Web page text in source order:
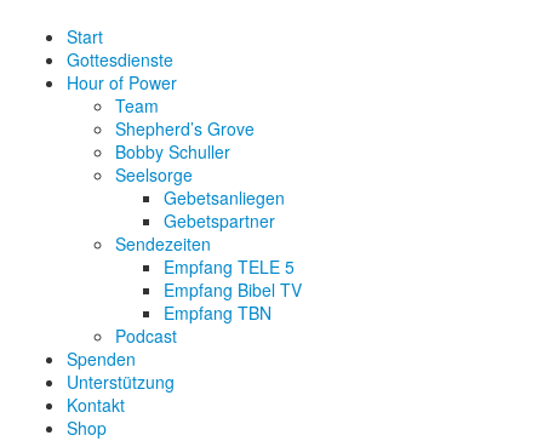
Start
Gottesdienste
Hour of Power
Team
Shepherd’s Grove
Bobby Schuller
Seelsorge
Gebetsanliegen
Gebetspartner
Sendezeiten
Empfang TELE 5
Empfang Bibel TV
Empfang TBN
Podcast
Spenden
Unterstützung
Kontakt
Shop